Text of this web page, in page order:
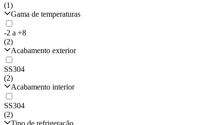
(1)
Gama de temperaturas
-2 a +8
(2)
Acabamento exterior
SS304
(2)
Acabamento interior
SS304
(2)